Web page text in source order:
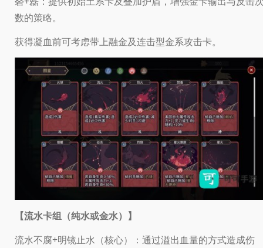
数的策略。
获得凝血前可考虑带上融金及连击型金系攻击卡。
【流水卡组（纯水或金水）】
流水不腐+明镜止水（核心）：通过溢出血量的方式造成伤